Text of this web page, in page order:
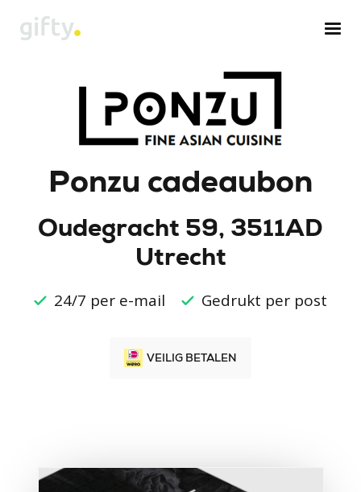
Ponzu cadeaubon
Oudegracht 59, 3511AD
Utrecht
24/7 per e-mail Gedrukt per post
VEILIG BETALEN